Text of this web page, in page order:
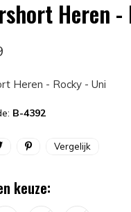
Heren -
Heren - Rocky - Uni
B-4392
Vergelijk
keuze: